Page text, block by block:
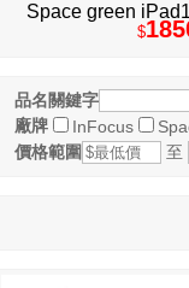
Space green
$
品名關鍵字
廠牌
InFocus
價格範圍
至